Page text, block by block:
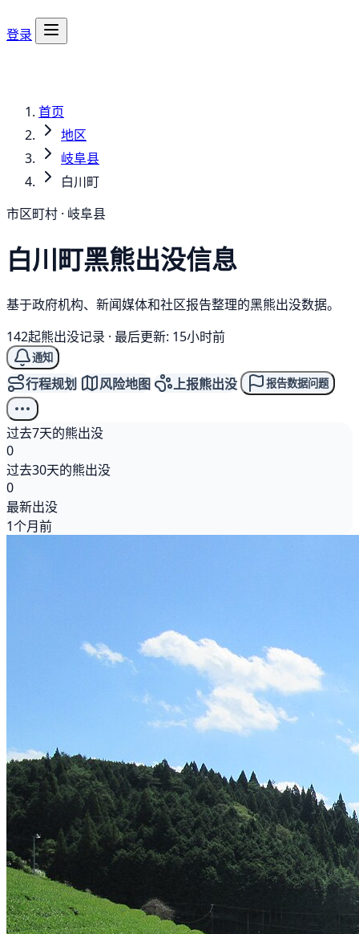
登录
首页
地区
岐阜县
白川町
市区町村 · 岐阜县
白川町黑熊出没信息
基于政府机构、新闻媒体和社区报告整理的黑熊出没数据。
142起熊出没记录 · 最后更新: 15小时前
通知
行程规划 风险地图 上报熊出没 报告数据问题
过去7天的熊出没
0
过去30天的熊出没
0
最新出没
1个月前